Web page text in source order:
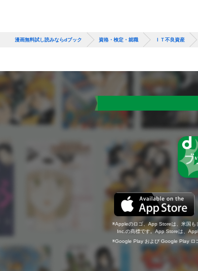
漫画無料試し読みならdブック 資格・検定・就職 ＩＴ不良資産
Appleのロゴ、App Storeは、米国も
Inc.の商標です。App Storeは、
Google Play および Google Play ロ